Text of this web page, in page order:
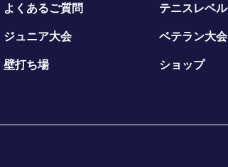
よくあるご質問 テニスレベル
ジュニア大会 ベテラン大会
壁打ち場 ショップ